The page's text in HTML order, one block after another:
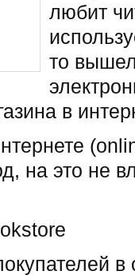
любит
то
в
на это не